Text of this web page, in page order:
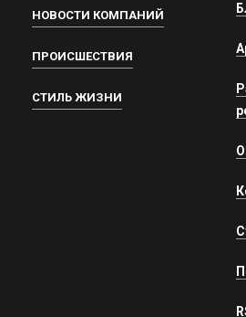
НОВОСТИ КОМПАНИЙ
ПРОИСШЕСТВИЯ
СТИЛЬ ЖИЗНИ